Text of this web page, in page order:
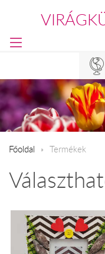
Főoldal Termékek